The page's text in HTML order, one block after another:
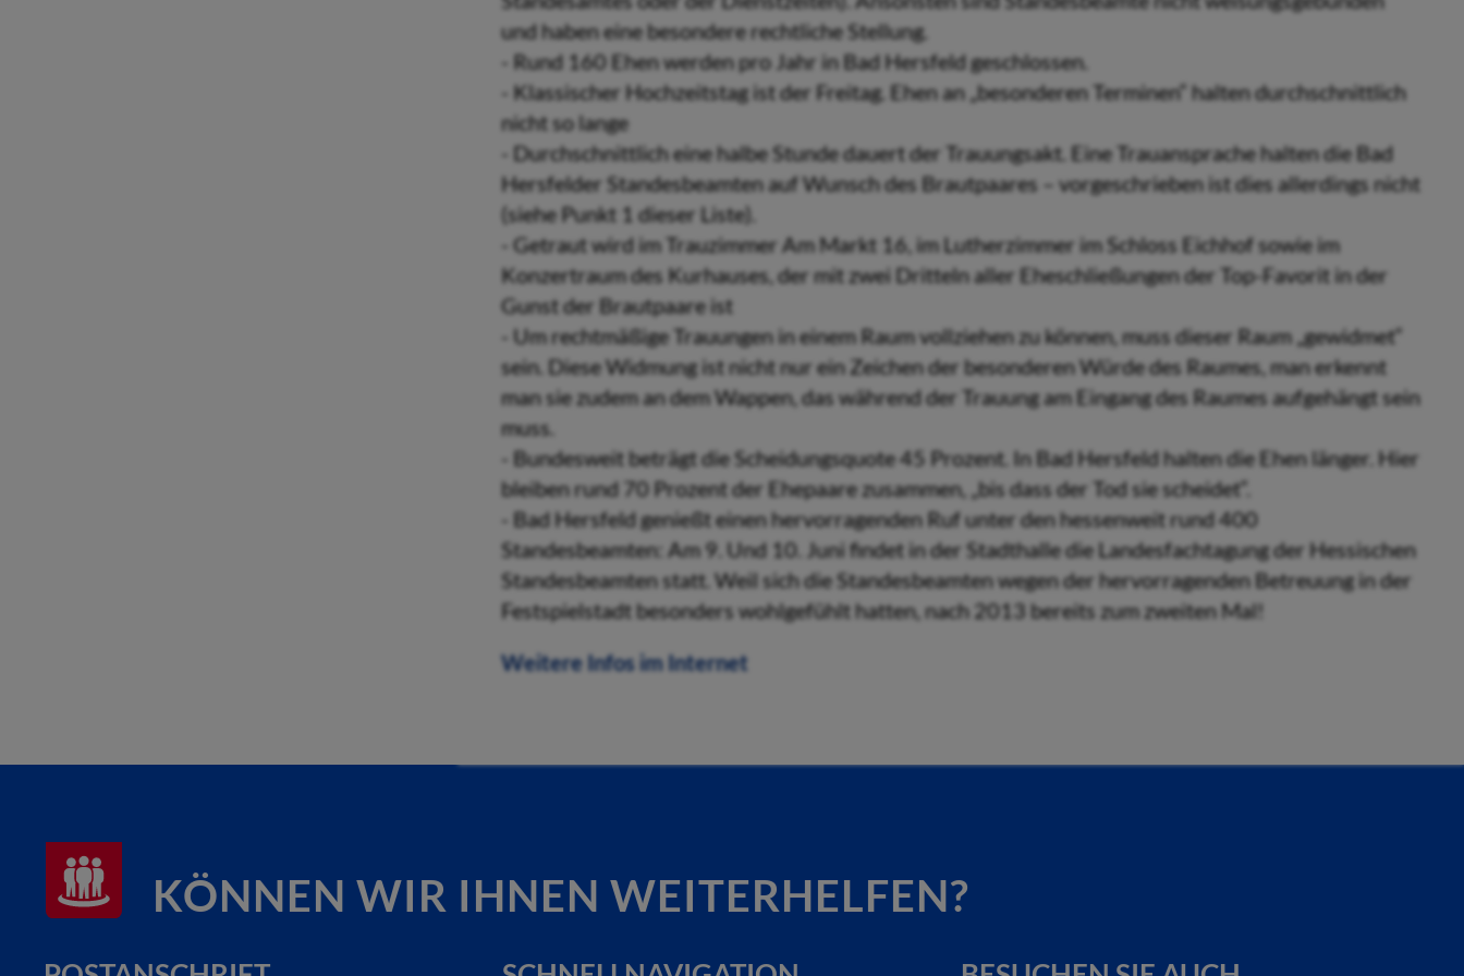
und haben eine besondere rechtliche Stellung.
- Rund 160 Ehen werden pro Jahr in Bad Hersfeld geschlossen.
- Klassischer Hochzeitstag ist der Freitag. Ehen an „besonderen Terminen“ halten durchschnittlich
nicht so lange
- Durchschnittlich eine halbe Stunde dauert der Trauungsakt. Eine Trauansprache halten die Bad
Hersfelder Standesbeamten auf Wunsch des Brautpaares – vorgeschrieben ist dies allerdings nicht
(siehe Punkt 1 dieser Liste).
- Getraut wird im Trauzimmer Am Markt 16, im Lutherzimmer im Schloss Eichhof sowie im
Konzertraum des Kurhauses, der mit zwei Dritteln aller Eheschließungen der Top-Favorit in der
Gunst der Brautpaare ist
- Um rechtmäßige Trauungen in einem Raum vollziehen zu können, muss dieser Raum „gewidmet“
sein. Diese Widmung ist nicht nur ein Zeichen der besonderen Würde des Raumes, man erkennt
man sie zudem an dem Wappen, das während der Trauung am Eingang des Raumes aufgehängt sein
muss.
- Bundesweit beträgt die Scheidungsquote 45 Prozent. In Bad Hersfeld halten die Ehen länger. Hier
bleiben rund 70 Prozent der Ehepaare zusammen, „bis dass der Tod sie scheidet“.
- Bad Hersfeld genießt einen hervorragenden Ruf unter den hessenweit rund 400
Standesbeamten: Am 9. Und 10. Juni findet in der Stadthalle die Landesfachtagung der Hessischen
Standesbeamten statt. Weil sich die Standesbeamten wegen der hervorragenden Betreuung in der
Festspielstadt besonders wohlgefühlt hatten, nach 2013 bereits zum zweiten Mal!
Weitere Infos im Internet
KÖNNEN WIR IHNEN WEITERHELFEN?